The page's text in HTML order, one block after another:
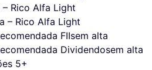
Rico Alfa Light
– Rico Alfa Light
FIIsem alta
Dividendosem alta
5+